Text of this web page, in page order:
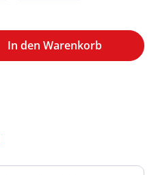
In den Warenkorb